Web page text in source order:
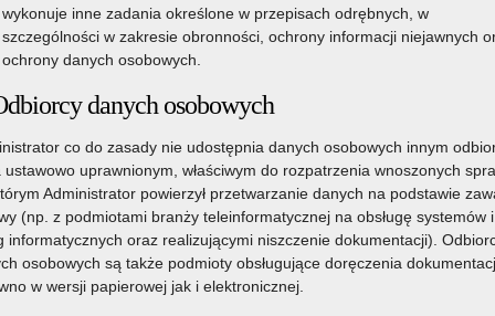
wykonuje inne zadania określone w przepisach odrębnych, w
szczególności w zakresie obronności, ochrony informacji niejawnych
ochrony danych osobowych.
danych osobowych
co do zasady nie udostępnia danych osobowych innym
ustawowo uprawnionym, właściwym do rozpatrzenia wnoszonych
Administrator powierzył przetwarzanie danych na podstawie
(np. z podmiotami branży teleinformatycznej na obsługę systemów i
informatycznych oraz realizującymi niszczenie dokumentacji).
osobowych są także podmioty obsługujące doręczenia
w wersji papierowej jak i elektronicznej.